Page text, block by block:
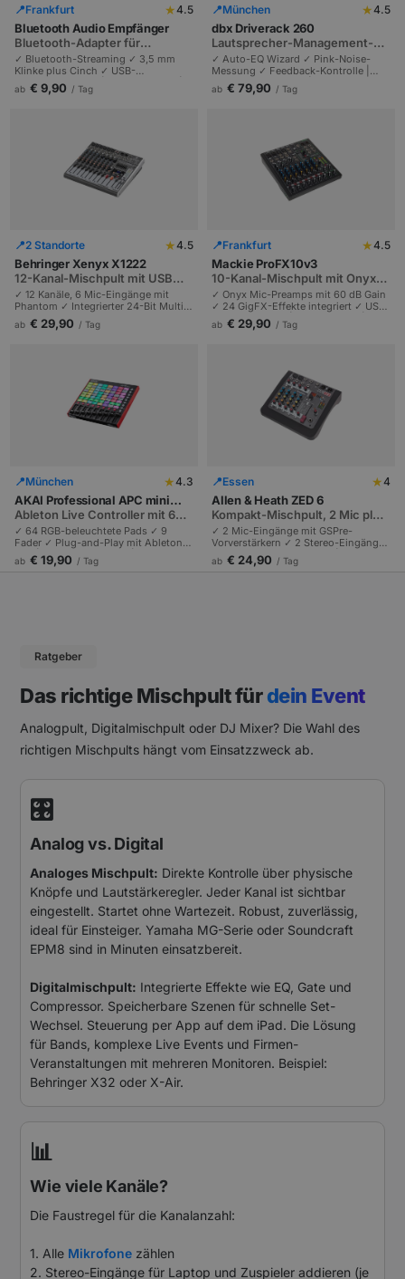
📍Frankfurt ★4.5
Bluetooth Audio Empfänger
Bluetooth-Adapter für
klassische Audio-Anlagen
✓ Bluetooth-Streaming ✓ 3,5 mm
Klinke plus Cinch ✓ USB-
Stromversorgung | Plug-and-Play |
Mobile Setups und Bestandsanlagen.
ab € 9,90 / Tag
📍München ★4.5
dbx Driverack 260
Lautsprecher-Management-
System mit Auto-EQ Wizard
✓ Auto-EQ Wizard ✓ Pink-Noise-
Messung ✓ Feedback-Kontrolle |
Profi-PA-Steuerung | Konzerte und
Festinstallationen.
ab € 79,90 / Tag
📍2 Standorte ★4.5
Behringer Xenyx X1222
12-Kanal-Mischpult mit USB
und Effekten
✓ 12 Kanäle, 6 Mic-Eingänge mit
Phantom ✓ Integrierter 24-Bit Multi-
FX-Prozessor ✓ USB-Audio-
Interface | 4 Kompressoren, 7-Band-
ab € 29,90 / Tag
📍Frankfurt ★4.5
Mackie ProFX10v3
10-Kanal-Mischpult mit Onyx-
Preamps und 24 Effekten
✓ Onyx Mic-Preamps mit 60 dB Gain
✓ 24 GigFX-Effekte integriert ✓ USB-
Audio-Interface | Studio-Klang |
Hochzeiten und Live-Streams bis 100
ab € 29,90 / Tag
📍München ★4.3
AKAI Professional APC mini
MK2
Ableton Live Controller mit 64
RGB-Pads
✓ 64 RGB-beleuchtete Pads ✓ 9
Fader ✓ Plug-and-Play mit Ableton
Live | Per USB betrieben | Ideal für
mobile DJ-Sets und Producer-
ab € 19,90 / Tag
📍Essen ★4
Allen & Heath ZED 6
Kompakt-Mischpult, 2 Mic plus
2 Stereo-Kanäle
✓ 2 Mic-Eingänge mit GSPre-
Vorverstärkern ✓ 2 Stereo-Eingänge
✓ 48V Phantomspeisung | Hi-Z für
Gitarre direkt am Pult | Internes
ab € 24,90 / Tag
Ratgeber
Das richtige Mischpult fürdein Event
Analogpult, Digitalmischpult oder DJ Mixer? Die Wahl des
richtigen Mischpults hängt vom Einsatzzweck ab.
🎛️
Analog vs. Digital
Analoges Mischpult: Direkte Kontrolle über physische
Knöpfe und Lautstärkeregler. Jeder Kanal ist sichtbar
eingestellt. Startet ohne Wartezeit. Robust, zuverlässig,
ideal für Einsteiger. Yamaha MG-Serie oder Soundcraft
EPM8 sind in Minuten einsatzbereit.
Digitalmischpult: Integrierte Effekte wie EQ, Gate und
Compressor. Speicherbare Szenen für schnelle Set-
Wechsel. Steuerung per App auf dem iPad. Die Lösung
für Bands, komplexe Live Events und Firmen-
Veranstaltungen mit mehreren Monitoren. Beispiel:
Behringer X32 oder X-Air.
📊
Wie viele Kanäle?
Die Faustregel für die Kanalanzahl:
1. Alle Mikrofone zählen
2. Stereo-Eingänge für Laptop und Zuspieler addieren (je